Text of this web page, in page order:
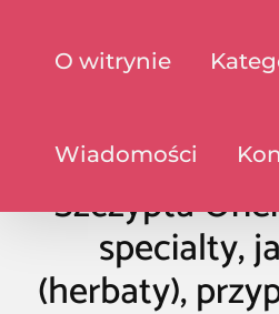
O witrynie
Wiadomości
Szczypta
specialty,
(herbaty),